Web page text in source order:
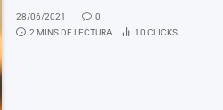
28/06/2021
0
2 MINS DE LECTURA
10CLICKS